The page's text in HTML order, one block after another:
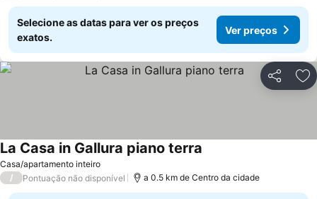
Selecione as datas para ver os preços
exatos.
Ver preços
Partilhar
Casa/apartamento inteiro
La Casa in Gallura piano terra
/ Pontuação não disponível a 0.5 km de Centro da cidade